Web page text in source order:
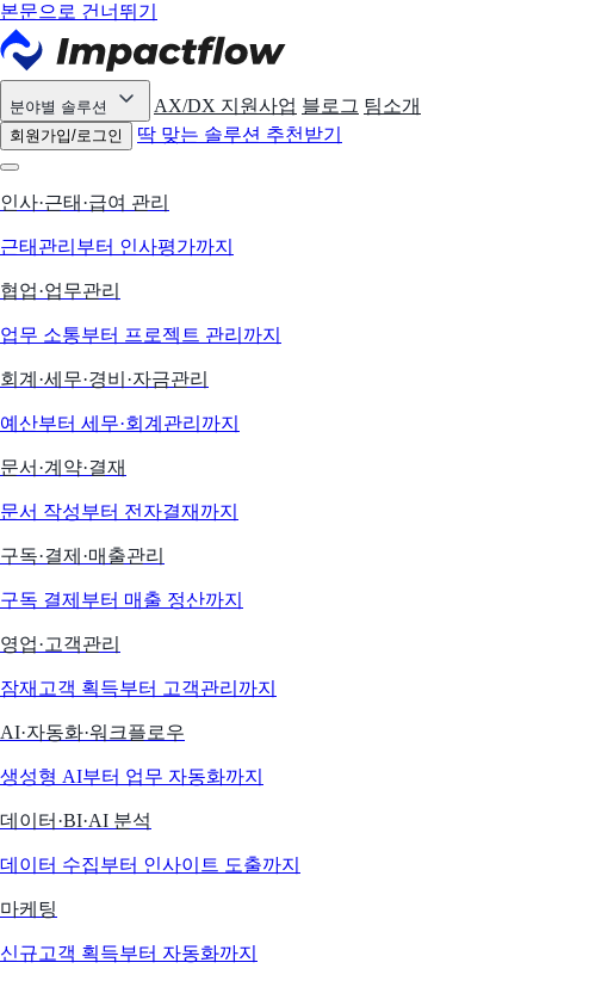
본문으로 건너뛰기
분야별 솔루션 AX/DX 지원사업 블로그 팀소개
회원가입/로그인 딱 맞는 솔루션 추천받기
인사·근태·급여 관리
근태관리부터 인사평가까지
협업·업무관리
업무 소통부터 프로젝트 관리까지
회계·세무·경비·자금관리
예산부터 세무·회계관리까지
문서·계약·결재
문서 작성부터 전자결재까지
구독·결제·매출관리
구독 결제부터 매출 정산까지
영업·고객관리
잠재고객 획득부터 고객관리까지
AI·자동화·워크플로우
생성형 AI부터 업무 자동화까지
데이터·BI·AI 분석
데이터 수집부터 인사이트 도출까지
마케팅
신규고객 획득부터 자동화까지